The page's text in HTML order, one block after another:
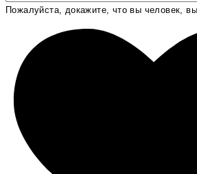
Пожалуйста, докажите, что вы человек,